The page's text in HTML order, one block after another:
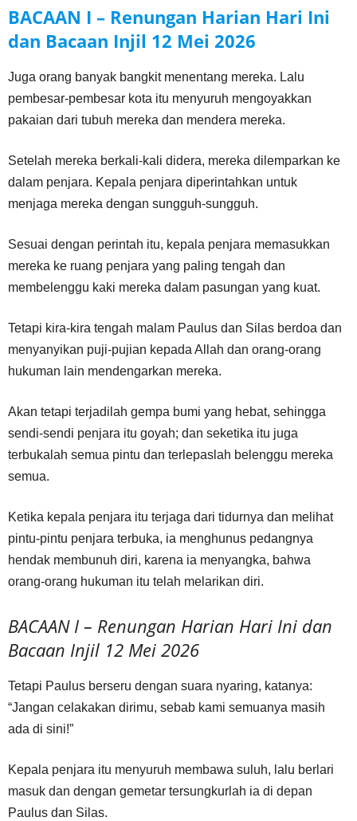
BACAAN I – Renungan Harian Hari Ini
dan Bacaan Injil 12 Mei 2026
Juga orang banyak bangkit menentang mereka. Lalu
pembesar-pembesar kota itu menyuruh mengoyakkan
pakaian dari tubuh mereka dan mendera mereka.
Setelah mereka berkali-kali didera, mereka dilemparkan ke
dalam penjara. Kepala penjara diperintahkan untuk
menjaga mereka dengan sungguh-sungguh.
Sesuai dengan perintah itu, kepala penjara memasukkan
mereka ke ruang penjara yang paling tengah dan
membelenggu kaki mereka dalam pasungan yang kuat.
Tetapi kira-kira tengah malam Paulus dan Silas berdoa dan
menyanyikan puji-pujian kepada Allah dan orang-orang
hukuman lain mendengarkan mereka.
Akan tetapi terjadilah gempa bumi yang hebat, sehingga
sendi-sendi penjara itu goyah; dan seketika itu juga
terbukalah semua pintu dan terlepaslah belenggu mereka
semua.
Ketika kepala penjara itu terjaga dari tidurnya dan melihat
pintu-pintu penjara terbuka, ia menghunus pedangnya
hendak membunuh diri, karena ia menyangka, bahwa
orang-orang hukuman itu telah melarikan diri.
BACAAN I – Renungan Harian Hari Ini dan
Bacaan Injil 12 Mei 2026
Tetapi Paulus berseru dengan suara nyaring, katanya:
“Jangan celakakan dirimu, sebab kami semuanya masih
ada di sini!”
Kepala penjara itu menyuruh membawa suluh, lalu berlari
masuk dan dengan gemetar tersungkurlah ia di depan
Paulus dan Silas.